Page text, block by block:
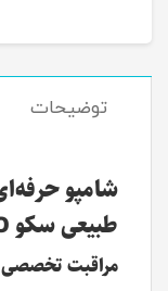
توضیحات
شامپو
طبیعی سکو CEHKO
مراقبت تخصصی